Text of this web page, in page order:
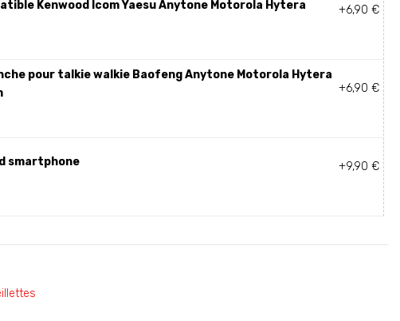
Kenwood Icom Yaesu Anytone Motorola Hytera +6,90 €
pour talkie walkie Baofeng Anytone Motorola Hytera
+6,90 €
smartphone +9,90 €